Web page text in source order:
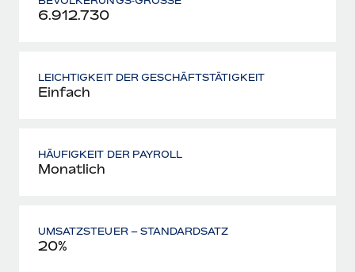
6.912.730
LEICHTIGKEIT DER GESCHÄFTS­TÄTIGKEIT
Einfach
HÄUFIGKEIT DER PAYROLL
Monatlich
UMSATZSTEUER – STANDARDSATZ
20%